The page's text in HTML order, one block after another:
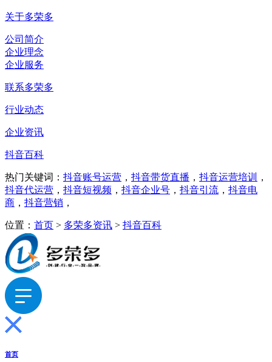
关于多荣多
公司简介
企业理念
企业服务
联系多荣多
行业动态
企业资讯
抖音百科
热门关键词： 抖音账号运营 ， 抖音带货直播 ， 抖音运营培训
，
抖音代运营 ， 抖音短视频 ， 抖音企业号 ， 抖音引流 ， 抖音电
商 ， 抖音营销 ，
位置： 首页 > 多荣多资讯 > 抖音百科
首页